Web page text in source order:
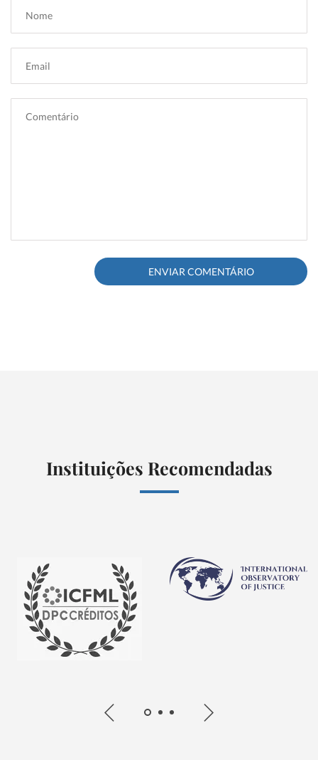
Instituições Recomendadas